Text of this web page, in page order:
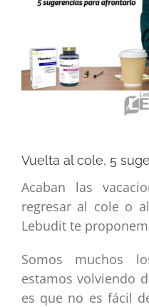
Vuelta al cole, 5
Acaban las
regresar al cole o
Lebudit te
Somos muchos
estamos volviendo
es que no es fácil